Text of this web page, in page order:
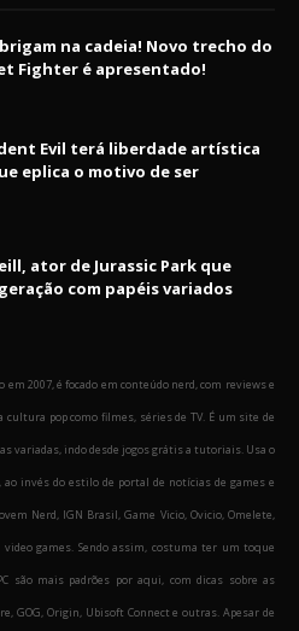
na cadeia! Novo trecho do
Fighter é apresentado!
Evil terá liberdade artística
eplica o motivo de ser
ator de Jurassic Park que
com papéis variados
em 2007, é focado em conteúdo nerd, com reviews e
pop como filmes, séries de TV. É um site de
variadas, indo desde jogos grátis a tutoriais. Usa o
invés do estilo de portal de notícias de games e
Nerd, IGN Brasil, Game Vicio, Ovicio, Omelete,
games. Sendo assim, costuma ter um toque
são mais padrões por aqui, com dicas sobre as
GOG, Origin, Ubisoft Connect e outras. Apesar de